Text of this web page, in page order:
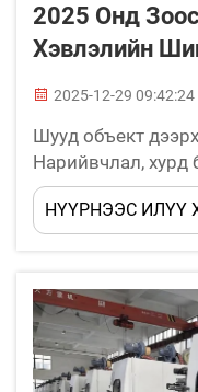
2025 Онд
Хэвлэлийн
2025-12-29 09:42:24
Шууд объект
Нарийвчлал, хурд
машинтай нийцэх
гадаргуу дээр
хангахын тулд
гэрэлд өртөх
бэхэрдэг...
НҮҮРНЭЭС ИЛҮҮ